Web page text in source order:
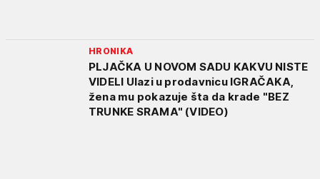
HRONIKA
PLJAČKA U NOVOM SADU KAKVU NISTE
VIDELI Ulazi u prodavnicu IGRAČAKA,
žena mu pokazuje šta da krade "BEZ
TRUNKE SRAMA" (VIDEO)